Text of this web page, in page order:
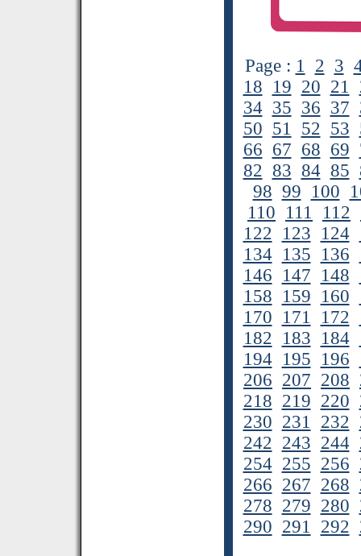
Page : 1 2 3
18 19 20 21
34 35 36 37
50 51 52 53
66 67 68 69
82 83 84 85
98 99 100
110 111 112
122 123 124
134 135 136
146 147 148
158 159 160
170 171 172
182 183 184
194 195 196
206 207 208
218 219 220
230 231 232
242 243 244
254 255 256
266 267 268
278 279 280
290 291 292